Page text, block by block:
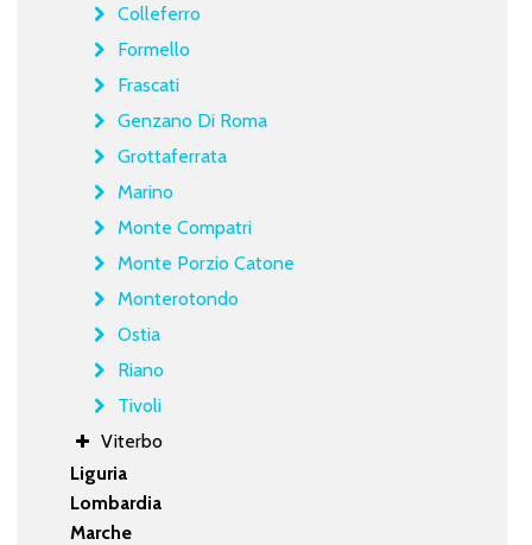
Colleferro
Formello
Frascati
Genzano Di Roma
Grottaferrata
Marino
Monte Compatri
Monte Porzio Catone
Monterotondo
Ostia
Riano
Tivoli
Viterbo
Liguria
Lombardia
Marche